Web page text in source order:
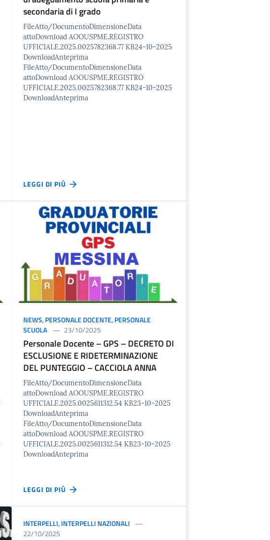
secondaria di I grado
FileAtto/DocumentoDimensioneData
attoDownload AOOUSPME.REGISTRO
UFFICIALE.2025.0025782368.77 KB24-10-2025
DownloadAnteprima
FileAtto/DocumentoDimensioneData
attoDownload AOOUSPME.REGISTRO
UFFICIALE.2025.0025782368.77 KB24-10-2025
DownloadAnteprima
LEGGI DI PIÙ
NEWS,PERSONALE DOCENTE,PERSONALE
SCUOLA
23/10/2025
Personale Docente – GPS – DECRETO DI
ESCLUSIONE E RIDETERMINAZIONE
DEL PUNTEGGIO – CACCIOLA ANNA
FileAtto/DocumentoDimensioneData
attoDownload AOOUSPME.REGISTRO
UFFICIALE.2025.0025611312.54 KB23-10-2025
DownloadAnteprima
FileAtto/DocumentoDimensioneData
attoDownload AOOUSPME.REGISTRO
UFFICIALE.2025.0025611312.54 KB23-10-2025
DownloadAnteprima
LEGGI DI PIÙ
INTERPELLI,INTERPELLI NAZIONALI
22/10/2025